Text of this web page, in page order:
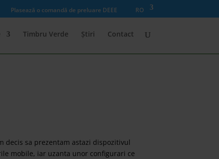
Plasează o comandă de preluare DEEE RO
Timbru Verde Știri Contact
decis sa prezentam astazi dispozitivul
mobile, iar uzanta unor configurari ce